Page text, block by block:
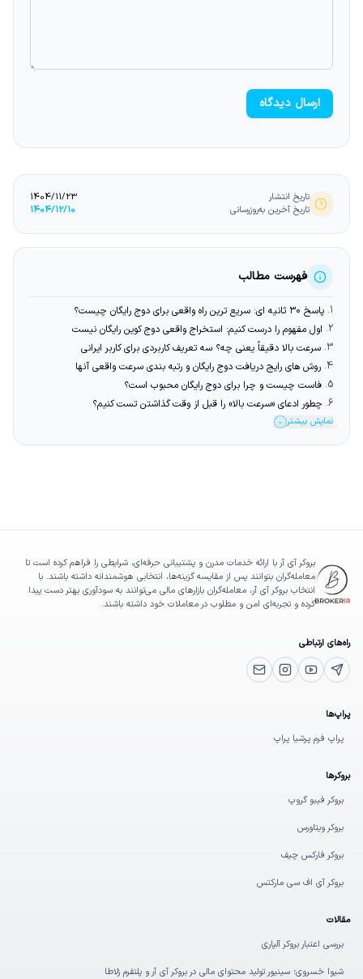
ارسال دیدگاه
تاریخ انتشار
1404/11/23
تاریخ آخرین به‌روزرسانی
1404/12/10
فهرست مطالب
1. پاسخ ۳۰ ثانیه ای: سریع ترین راه واقعی برای دوج رایگان چیست؟
2. اول مفهوم را درست کنیم: استخراج واقعی دوج کوین رایگان نیست
3. سرعت بالا دقیقاً یعنی چه؟ سه تعریف کاربردی برای کاربر ایرانی
4. روش های رایج دریافت دوج رایگان و رتبه بندی سرعت واقعی آنها
5. فاست چیست و چرا برای دوج رایگان محبوب است؟
6. چطور ادعای «سرعت بالا» را قبل از وقت گذاشتن تست کنیم؟
نمایش بیشتر ⌄
بروکر آی آر با ارائه خدمات مدرن و پشتیبانی حرفه‌ای، شرایطی را فراهم کرده است تا
معامله‌گران بتوانند پس از مقایسه گزینه‌ها، انتخابی هوشمندانه داشته باشند. با
انتخاب بروکر آی آر، معامله‌گران بازارهای مالی می‌توانند به سودآوری بهتر دست پیدا
کرده و تجربه‌ای امن و مطلوب در معاملات خود داشته باشند.
راه‌های ارتباطی
تلگرام پشتیبانی
یوتیوباینستاگرامایمیل
پراپ‌ها
پراپ فرم پرشیا پراپ
بروکرها
بروکر فیبو گروپ
بروکر ویتاورس
بروکر فارکس چیف
بروکر آی اف سی مارکتس
مقالات
بررسی اعتبار بروکر آلپاری
شیوا خسروی؛ سینیور تولید محتوای مالی در بروکر آی‌ آر و پلتفرم زلاطا